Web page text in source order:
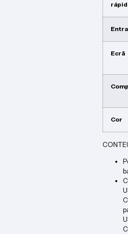
Ecrã
Cor
C
C